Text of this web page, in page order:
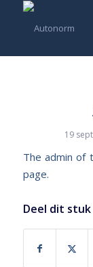
19
The admin of
page.
Deel dit stuk